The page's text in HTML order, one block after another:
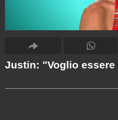
Justin: "Voglio